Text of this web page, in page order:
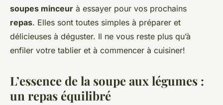
soupes minceur à essayer pour vos prochains
repas. Elles sont toutes simples à préparer et
délicieuses à déguster. Il ne vous reste plus qu’à
enfiler votre tablier et à commencer à cuisiner!
L’essence de la soupe aux légumes :
un repas équilibré